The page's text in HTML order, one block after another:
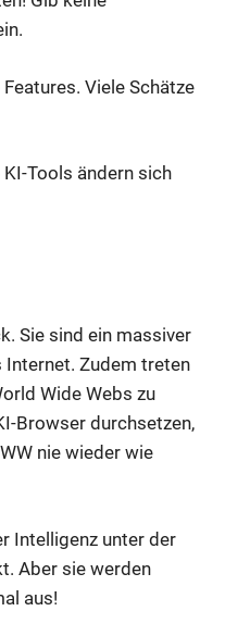
Viele Schätze
Tools ändern sich
Sie sind ein massiver
Zudem treten
Wide Webs zu
Browser durchsetzen,
nie wieder wie
Intelligenz unter der
Aber sie werden
aus!